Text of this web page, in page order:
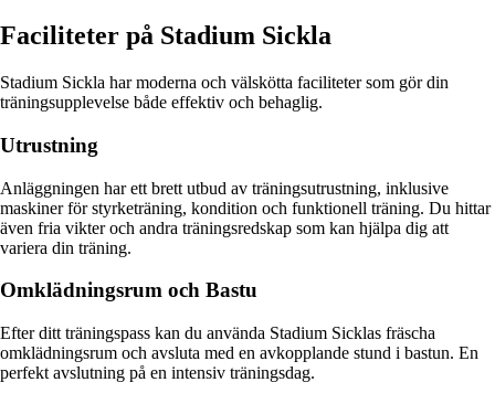
Faciliteter på Stadium Sickla
Stadium Sickla har moderna och välskötta faciliteter som gör din
träningsupplevelse både effektiv och behaglig.
Utrustning
Anläggningen har ett brett utbud av träningsutrustning, inklusive
maskiner för styrketräning, kondition och funktionell träning. Du hittar
även fria vikter och andra träningsredskap som kan hjälpa dig att
variera din träning.
Omklädningsrum och Bastu
Efter ditt träningspass kan du använda Stadium Sicklas fräscha
omklädningsrum och avsluta med en avkopplande stund i bastun. En
perfekt avslutning på en intensiv träningsdag.